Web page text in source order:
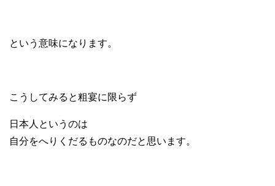
という意味になります。
こうしてみると粗宴に限らず
日本人というのは
自分をへりくだるものなのだと思います。